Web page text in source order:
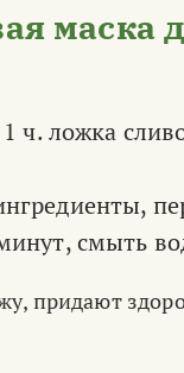
маска
ч. ложка
смыть
придают